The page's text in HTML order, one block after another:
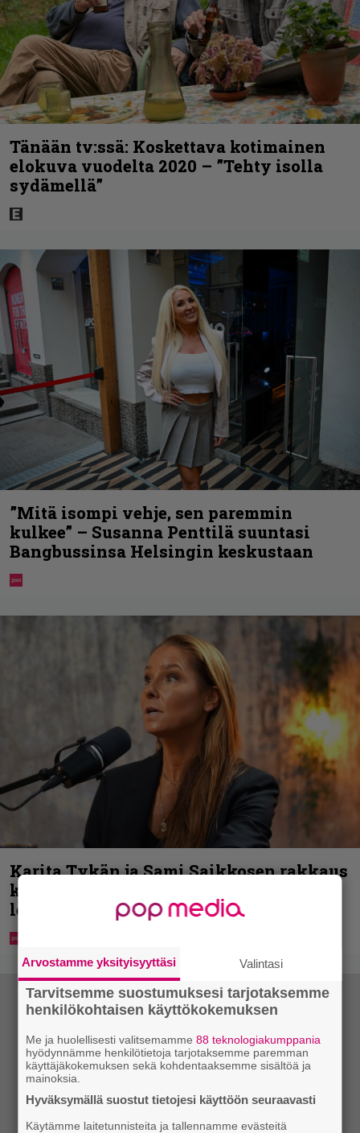
Tänään tv:ssä: Koskettava kotimainen
elokuva vuodelta 2020 – ”Tehty isolla
sydämellä”
”Mitä isompi vehje, sen paremmin
kulkee” – Susanna Penttilä suuntasi
Bangbussinsa Helsingin keskustaan
Karita Tykän ja Sami Saikkosen rakkaus
kukoistaa – vähäpukeista hempeilyä ja
leveitä virnistyksiä laiturilla
Arvostamme yksityisyyttäsi Valintasi
Tarvitsemme suostumuksesi tarjotaksemme
henkilökohtaisen käyttökokemuksen
Me ja huolellisesti valitsemamme88 teknologiakumppania
hyödynnämme henkilötietoja tarjotaksemme paremman
käyttäjäkokemuksen sekä kohdentaaksemme sisältöä ja
mainoksia.
Hyväksymällä suostut tietojesi käyttöön seuraavasti
Käytämme laitetunnisteita ja tallennamme evästeitä